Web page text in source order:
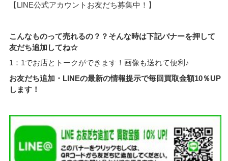
【LINE公式アカウントお友だち募集中！】
こんなものって売れるの？？そんな時は下記バナーを押して
友だち追加してね☆
1：1でお店とトークができます！画像も送れて便利♪
お友だち追加・LINEの最新の情報提示で毎回買取金額10％UP
します！